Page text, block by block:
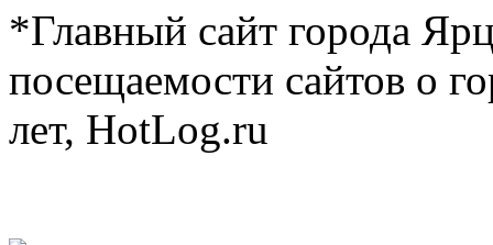
*Главный сайт города
посещаемости сайтов о
лет, HotLog.ru